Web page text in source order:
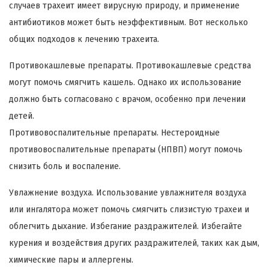
случаев трахеит имеет вирусную природу, и применение
антибиотиков может быть неэффективным. Вот несколько
общих подходов к лечению трахеита.
Противокашлевые препараты. Противокашлевые средства
могут помочь смягчить кашель. Однако их использование
должно быть согласовано с врачом, особенно при лечении
детей.
Противовоспалительные препараты. Нестероидные
противовоспалительные препараты (НПВП) могут помочь
снизить боль и воспаление.
Увлажнение воздуха. Использование увлажнителя воздуха
или ингалятора может помочь смягчить слизистую трахеи и
облегчить дыхание. Избегание раздражителей. Избегайте
курения и воздействия других раздражителей, таких как дым,
химические пары и аллергены.